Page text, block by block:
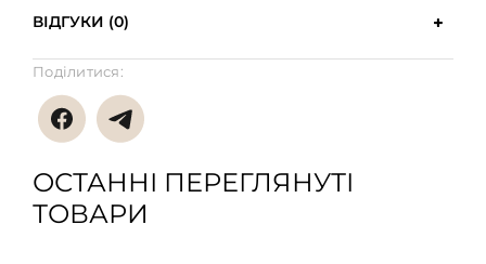
ВІДГУКИ (0)
Поділитися:
ОСТАННІ ПЕРЕГЛЯНУТІ
ТОВАРИ